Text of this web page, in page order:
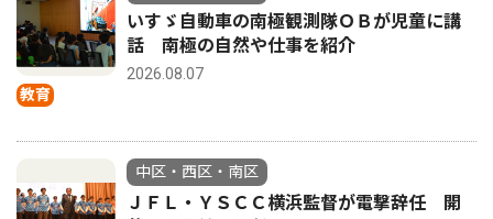
教育
いすゞ自動車の南極観測隊ＯＢが児童に講
話 南極の自然や仕事を紹介
2026.08.07
中区・西区・南区
ＪＦＬ・ＹＳＣＣ横浜監督が電撃辞任 開